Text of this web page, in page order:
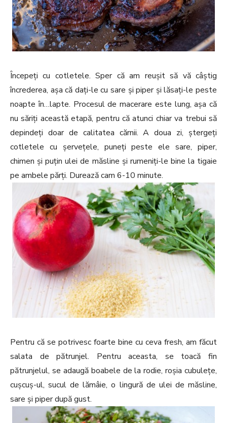
Începeți cu cotletele. Sper că am reușit să vă câștig
încrederea, așa că dați-le cu sare și piper și lăsați-le peste
noapte în…lapte. Procesul de macerare este lung, așa că
nu săriți această etapă, pentru că atunci chiar va trebui să
depindeți doar de calitatea cărnii. A doua zi, ștergeți
cotletele cu șervețele, puneți peste ele sare, piper,
chimen și puțin ulei de măsline și rumeniți-le bine la tigaie
pe ambele părți. Durează cam 6-10 minute.
Pentru că se potrivesc foarte bine cu ceva fresh, am făcut
salata de pătrunjel. Pentru aceasta, se toacă fin
pătrunjelul, se adaugă boabele de la rodie, roșia cubulețe,
cușcuș-ul, sucul de lămâie, o lingură de ulei de măsline,
sare și piper după gust.